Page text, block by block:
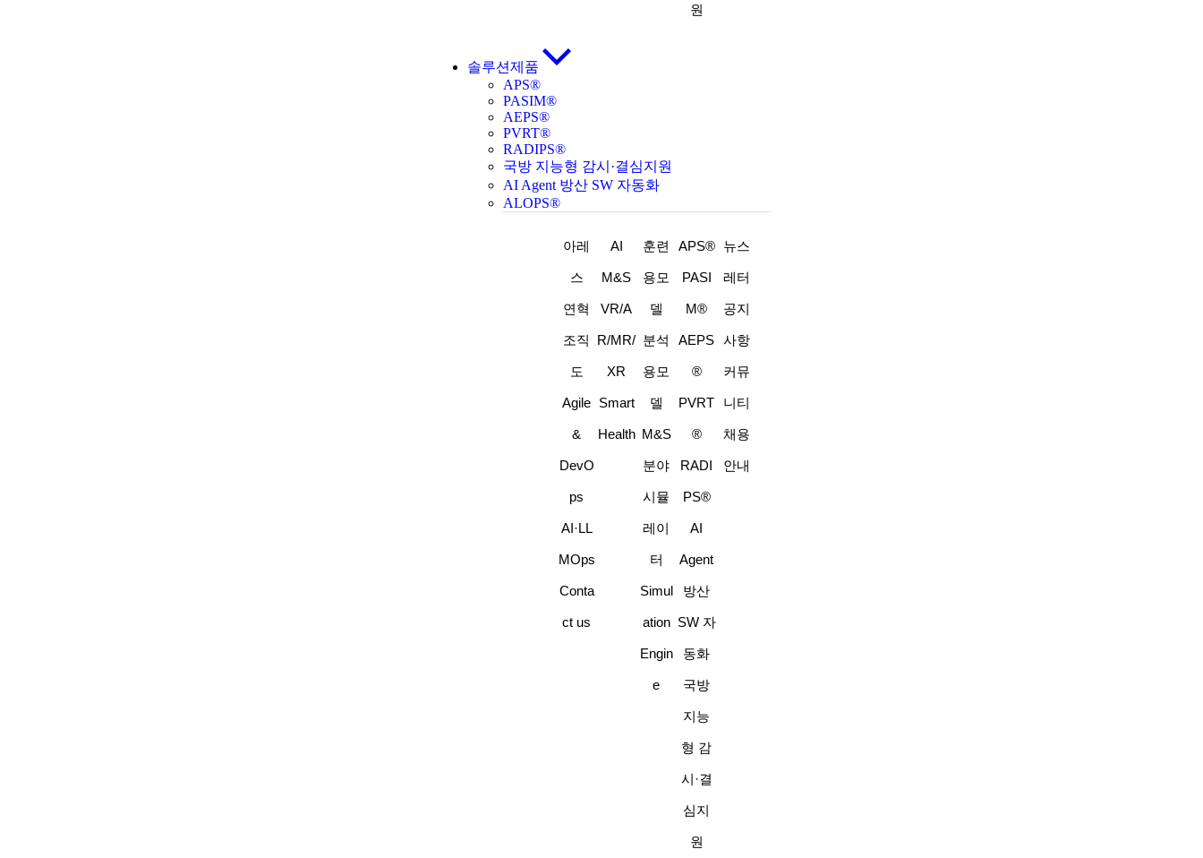
원
솔루션제품
APS®
PASIM®
AEPS®
PVRT®
RADIPS®
국방 지능형 감시·결심지원
AI Agent 방산 SW 자동화
ALOPS®
아레
스
연혁
조직
도
Agile
&
DevO
ps
AI·LL
MOps
Conta
ct us
AI
M&S
VR/A
R/MR/
XR
Smart
Health
훈련
용모
델
분석
용모
델
M&S
분야
시뮬
레이
터
Simul
ation
Engin
e
APS®
PASI
M®
AEPS
®
PVRT
®
RADI
PS®
AI
Agent
방산
SW 자
동화
국방
지능
형 감
시·결
심지
원
뉴스
레터
공지
사항
커뮤
니티
채용
안내